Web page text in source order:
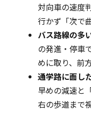
対向車の速度
行かず「次で
バス路線の多
の発進・停車
めに取り、前
通学路に面し
早めの減速と
右の歩道まで